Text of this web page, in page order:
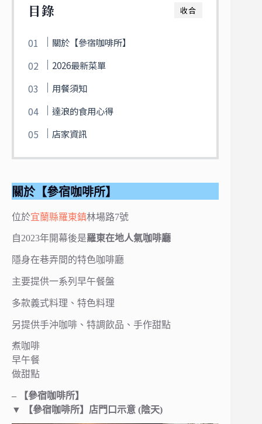
收合
目錄
關於【參宿咖啡所】
2026最新菜單
用餐須知
達浪的食用心得
店家資訊
關於【參宿咖啡所】
位於宜蘭縣羅東鎮林場路7號
自2023年開幕後是羅東在地人氣咖啡廳
隱身在巷弄間的特色咖啡廳
主要提供一系列早午餐盤
多款義式料理、特色料理
另提供手沖咖啡、特調飲品、手作甜點
煮咖啡
早午餐
做甜點
– 【參宿咖啡所】
▼
【參宿咖啡所】店門口示意 (陰天)